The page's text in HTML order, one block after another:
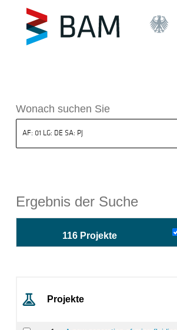
ReSEARCH BAM
Wonach suchen Sie
Ergebnis der Suche
116 Projekte
Projekte